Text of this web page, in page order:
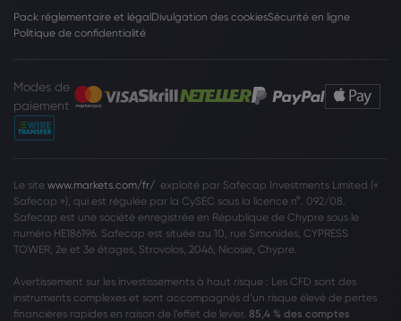
Pack réglementaire et légalDivulgation des cookiesSécurité en ligne
Politique de confidentialité
Modes de
paiement
Le site www.markets.com/fr/ exploité par Safecap Investments Limited («
Safecap »), qui est régulée par la CySEC sous la licence n°. 092/08.
Safecap est une société enregistrée en République de Chypre sous le
numéro HE186196. Safecap est située au 10, rue Simonides, CYPRESS
TOWER, 2e et 3e étages, Strovolos, 2046, Nicosie, Chypre.
Avertissement sur les investissements à haut risque : Les CFD sont des
instruments complexes et sont accompagnés d’un risque élevé de pertes
financières rapides en raison de l’effet de levier. 85,4 % des comptes